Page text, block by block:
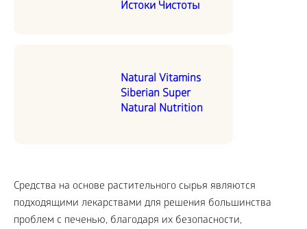
Истоки Чистоты
Natural Vitamins
Siberian Super
Natural Nutrition
Средства на основе растительного сырья являются
подходящими лекарствами для решения большинства
проблем с печенью, благодаря их безопасности,